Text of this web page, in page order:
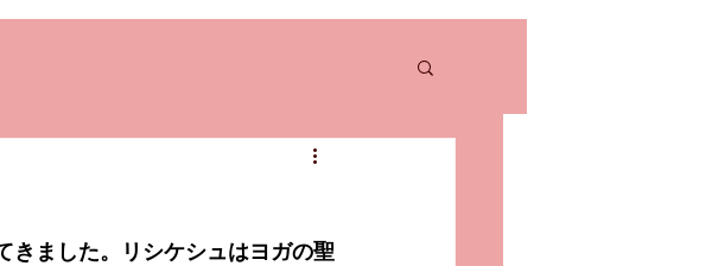
きました。リシケシュはヨガの聖